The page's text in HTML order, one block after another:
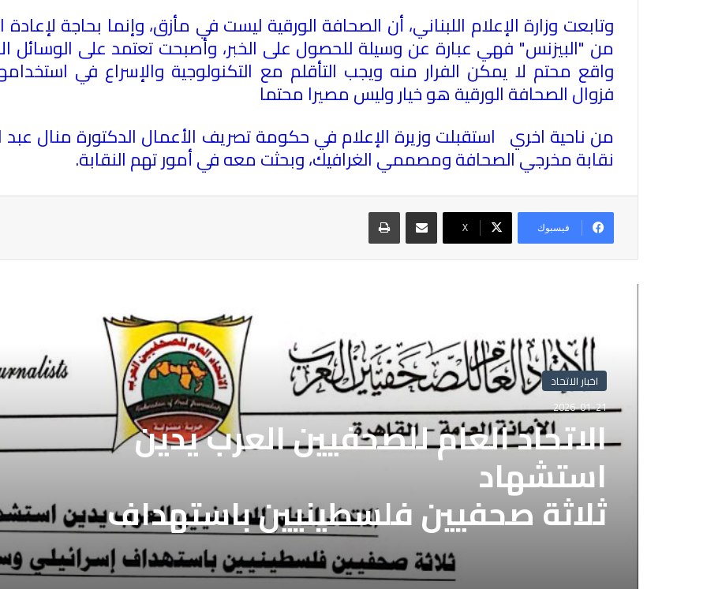
وتابعت وزارة الإعلام اللبناني، أن الصحافة الورقية ليست في مأزق، وإنما بحاجة
من "البيزنس" فهي عبارة عن وسيلة للحصول على الخبر، وأصبحت تعتمد على الوسائل
واقع محتم لا يمكن الفرار منه ويجب التأقلم مع التكنولوجية والإسراع في
فزوالالصحافة الورقيةهو خيار وليس مصيرا محتما
من ناحية اخري استقبلت وزيرة الإعلام في حكومة تصريف الأعمال الدكتورة منال عبد
نقابة مخرجي الصحافة ومصممي الغرافيك، وبحثت معه في أمور تهم النقابة.
فيسبوك X
مشاركة عبر البريد طباعة
اخبار الاتحاد
2026-01-21
الاتحاد العام للصحفيين العرب يدين
استشهاد
ثلاثة صحفيين فلسطينيين باستهداف
إسرائيلي وسط قطاع غزة